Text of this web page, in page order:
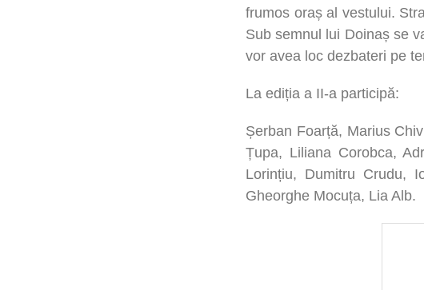
frumos oraș al vestului.
Sub semnul lui Doinaș se
vor avea loc dezbateri pe
La ediția a II-a participă:
Șerban Foarță, Marius
Țupa, Liliana Corobca,
Lorințiu, Dumitru Crudu,
Gheorghe Mocuța, Lia Alb.